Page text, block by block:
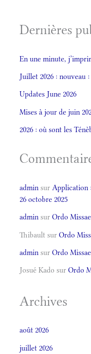
Dernières
En une minute,
Juillet 2026 : nouveau
Updates June 2026
Mises à jour de juin
2026 : où sont les
admin sur Application
26 octobre 2025
admin sur Ordo Missae
Thibault sur Ordo
admin sur Ordo Missae
Josué Kado sur Ordo
Archives
août 2026
juillet 2026